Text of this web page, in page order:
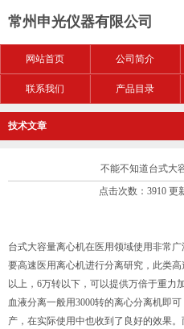
常州申光仪器有限公司
网站首页 公司简介
联系我们 产品目录
技术文章
不能不知道台式大
点击次数：3910 更
台式大容量离心机在医用领域使用非常
要高速医用离心机进行分离研究，此类
以上，6万转以下，可以提供万倍于重力
血液分离一般用3000转的离心分离机即
产，在实际使用中也收到了良好的效果